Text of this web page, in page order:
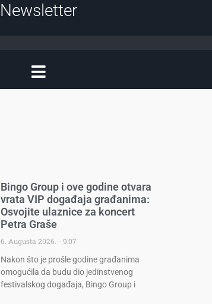
Newsletter
Bingo Group i ove godine otvara
vrata VIP događaja građanima:
Osvojite ulaznice za koncert
Petra Graše
6. Augusta 2026.
9:07
Nakon što je prošle godine građanima
omogućila da budu dio jedinstvenog
festivalskog događaja, Bingo Group i